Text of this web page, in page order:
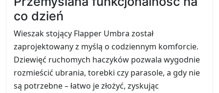
co dzień
Wieszak stojący Flapper Umbra został
zaprojektowany z myślą o codziennym komforcie.
Dziewięć ruchomych haczyków pozwala wygodnie
rozmieścić ubrania, torebki czy parasole, a gdy nie
są potrzebne – łatwo je złożyć, zyskując